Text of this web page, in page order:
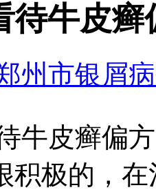
待牛皮癣
州市银屑
牛皮癣偏
积极的，